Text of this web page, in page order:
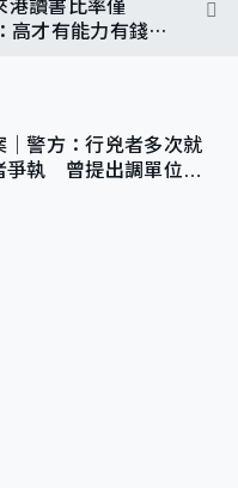
才有能力有錢有
｜警方：行兇者多次就
爭執 曾提出調單位已